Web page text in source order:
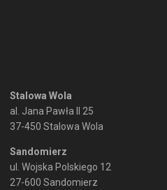
Stalowa Wola
al. Jana Pawła II 25
37-450 Stalowa Wola
Sandomierz
ul. Wojska Polskiego 12
27-600 Sandomierz